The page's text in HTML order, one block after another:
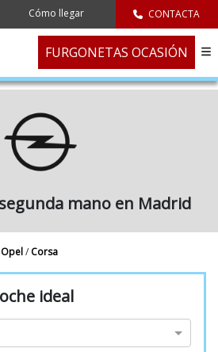
Cómo llegar CONTACTA
FURGONETAS OCASIÓN
mano en Madrid
Opel/ Corsa
ideal